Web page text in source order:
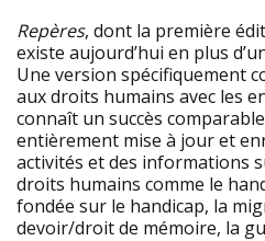
Repères, dont la première
existe aujourd’hui en plus
Une version spécifiquement
aux droits humains avec les
connaît un succès
entièrement mise à jour et
activités et des informations
droits humains comme le
fondée sur le handicap, la
devoir/droit de mémoire, la